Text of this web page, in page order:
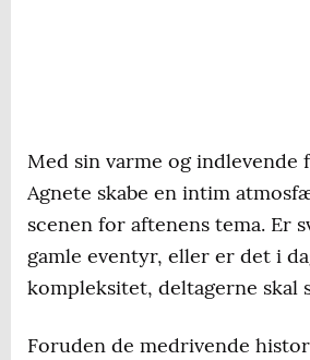
Med sin varme og
Agnete skabe en intim
scenen for aftenens tema. Er
gamle eventyr, eller er det i
kompleksitet, deltagerne skal
Foruden de medrivende